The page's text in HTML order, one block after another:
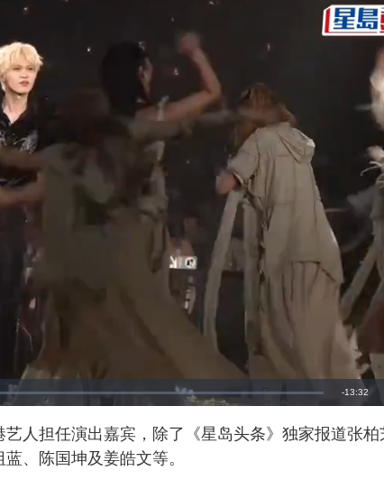
R
-13:32
人担任演出嘉宾，除了《星岛头条》独家报道张柏
、陈国坤及姜皓文等。